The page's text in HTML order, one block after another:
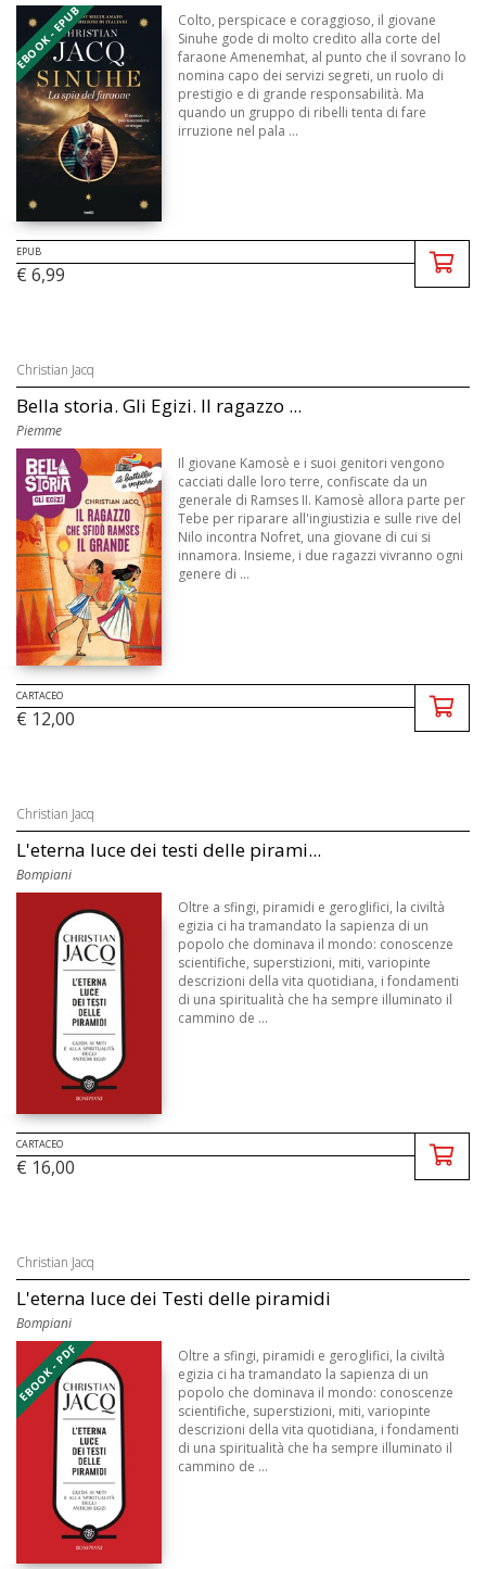
EBOOK - EPUB
Colto, perspicace e coraggioso, il giovane
Sinuhe gode di molto credito alla corte del
faraone Amenemhat, al punto che il sovrano lo
nomina capo dei servizi segreti, un ruolo di
prestigio e di grande responsabilità. Ma
quando un gruppo di ribelli tenta di fare
irruzione nel pala ...
EPUB
€ 6,99
Christian Jacq
Bella storia. Gli Egizi. Il ragazzo ...
Piemme
Il giovane Kamosè e i suoi genitori vengono
cacciati dalle loro terre, confiscate da un
generale di Ramses II. Kamosè allora parte per
Tebe per riparare all'ingiustizia e sulle rive del
Nilo incontra Nofret, una giovane di cui si
innamora. Insieme, i due ragazzi vivranno ogni
genere di ...
CARTACEO
€ 12,00
Christian Jacq
L'eterna luce dei testi delle pirami...
Bompiani
Oltre a sfingi, piramidi e geroglifici, la civiltà
egizia ci ha tramandato la sapienza di un
popolo che dominava il mondo: conoscenze
scientifiche, superstizioni, miti, variopinte
descrizioni della vita quotidiana, i fondamenti
di una spiritualità che ha sempre illuminato il
cammino de ...
CARTACEO
€ 16,00
Christian Jacq
L'eterna luce dei Testi delle piramidi
Bompiani
EBOOK - PDF
Oltre a sfingi, piramidi e geroglifici, la civiltà
egizia ci ha tramandato la sapienza di un
popolo che dominava il mondo: conoscenze
scientifiche, superstizioni, miti, variopinte
descrizioni della vita quotidiana, i fondamenti
di una spiritualità che ha sempre illuminato il
cammino de ...